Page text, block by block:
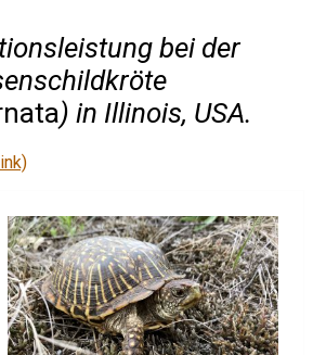
bei der
) in Illinois, USA.